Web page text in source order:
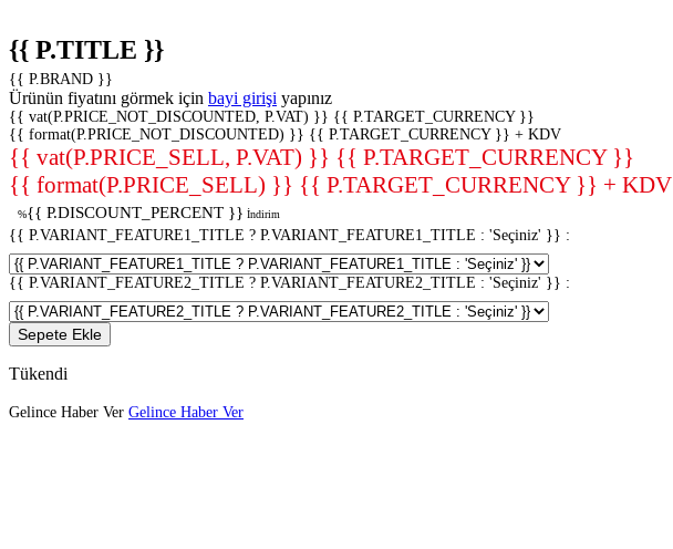
{{ P.TITLE }}
{{ P.BRAND }}
Ürünün fiyatını görmek için bayi girişi yapınız
{{ vat(P.PRICE_NOT_DISCOUNTED, P.VAT) }} {{ P.TARGET_CURRENCY }}
{{ format(P.PRICE_NOT_DISCOUNTED) }} {{ P.TARGET_CURRENCY }} + KDV
{{ vat(P.PRICE_SELL, P.VAT) }} {{ P.TARGET_CURRENCY }}
{{ format(P.PRICE_SELL) }} {{ P.TARGET_CURRENCY }} + KDV
%{{ P.DISCOUNT_PERCENT }} İndirim
{{ P.VARIANT_FEATURE1_TITLE ? P.VARIANT_FEATURE1_TITLE : 'Seçiniz' }} :
{{ P.VARIANT_FEATURE2_TITLE ? P.VARIANT_FEATURE2_TITLE : 'Seçiniz' }} :
Sepete Ekle
Tükendi
Gelince Haber Ver Gelince Haber Ver